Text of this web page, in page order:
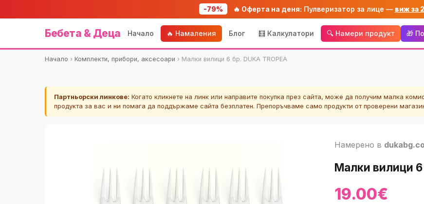
-79% 🔥 Оферта на деня: Пулверизатор за лице — виж за
Бебета & Деца Начало 🔥 Намаления Блог 🧮 Калкулатори 🔍 Намери продукт 🎁
Начало › Комплекти, прибори, аксесоари › Малки вилици 6 бр. DUKA TROPEA
Партньорски линкове: Когато кликнете на линк или направите покупка през сайта, може да получим малка
продукта за вас и ни помага да поддържаме сайта безплатен. Препоръчваме само продукти от проверени
Намерено в
Малки вилици 6
19.00€